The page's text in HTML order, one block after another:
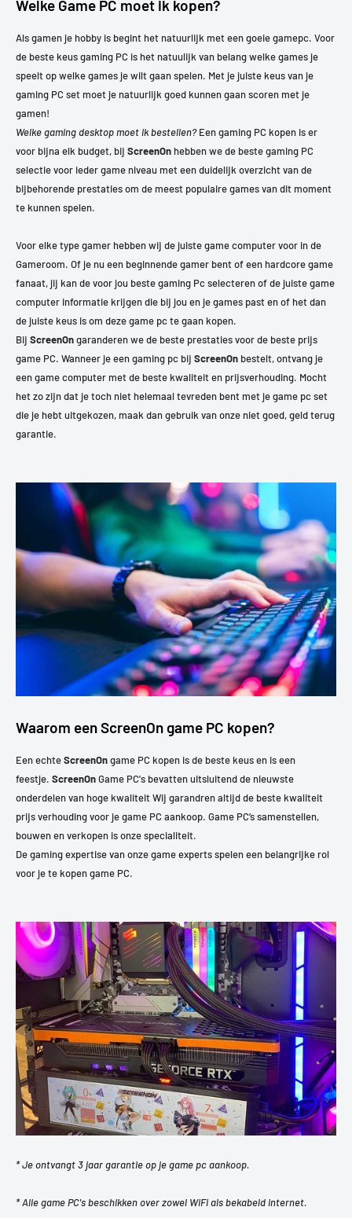
Welke Game PC moet ik kopen?
Als gamen je hobby is begint het natuurlijk met een goeie gamepc. Voor
de beste keus gaming PC is het natuulijk van belang welke games je
speelt op welke games je wilt gaan spelen. Met je juiste keus van je
gaming PC set moet je natuurlijk goed kunnen gaan scoren met je
gamen!
Welke gaming desktop moet ik bestellen?Een gaming PC kopen is er
voor bijna elk budget, bij ScreenOn hebben we de beste gaming PC
selectie voor ieder game niveau met een duidelijk overzicht van de
bijbehorende prestaties om de meest populaire games van dit moment
te kunnen spelen.
Voor elke type gamer hebben wij de juiste game computer voor in de
Gameroom. Of je nu een beginnende gamer bent of een hardcore game
fanaat, jij kan de voor jou beste gaming Pc selecteren of de juiste game
computer informatie krijgen die bij jou en je games past en of het dan
de juiste keus is om deze game pc te gaan kopen.
Bij ScreenOngaranderen we de beste prestaties voor de beste prijs
game PC. Wanneer je een gaming pc bij ScreenOn bestelt, ontvang je
een game computer met de beste kwaliteit en prijsverhouding. Mocht
het zo zijn dat je toch niet helemaal tevreden bent met je game pc set
die je hebt uitgekozen, maak dan gebruik van onze niet goed, geld terug
garantie.
Waarom een ScreenOn game PC kopen?
Een echteScreenOngame PC kopen is de beste keus en is een
feestje. ScreenOnGame PC's bevatten uitsluitend de nieuwste
onderdelen van hoge kwaliteit Wij garandren altijd de beste kwaliteit
prijs verhouding voor je game PC aankoop. Game PC’s samenstellen,
bouwen en verkopen is onze specialiteit.
De gaming expertise van onze game experts spelen een belangrijke rol
voor je te kopen game PC.
* Je ontvangt 3 jaar garantie op je game pc aankoop.
* Alle game PC's beschikken over zowel WiFi als bekabeld internet.